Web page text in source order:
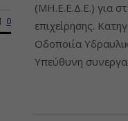
0
(ΜΗ.Ε.Ε.Δ.Ε.) για
επιχείρησης.
Οδοποιία
Υπεύθυνη